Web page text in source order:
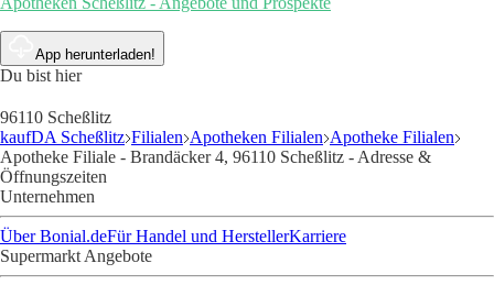
App herunterladen!
Du bist hier
96110 Scheßlitz
kaufDA Scheßlitz Filialen Apotheken Filialen Apotheke Filialen
Apotheke Filiale - Brandäcker 4, 96110 Scheßlitz - Adresse &
Öffnungszeiten
Unternehmen
Über Bonial.deFür Handel und HerstellerKarriere
Supermarkt Angebote